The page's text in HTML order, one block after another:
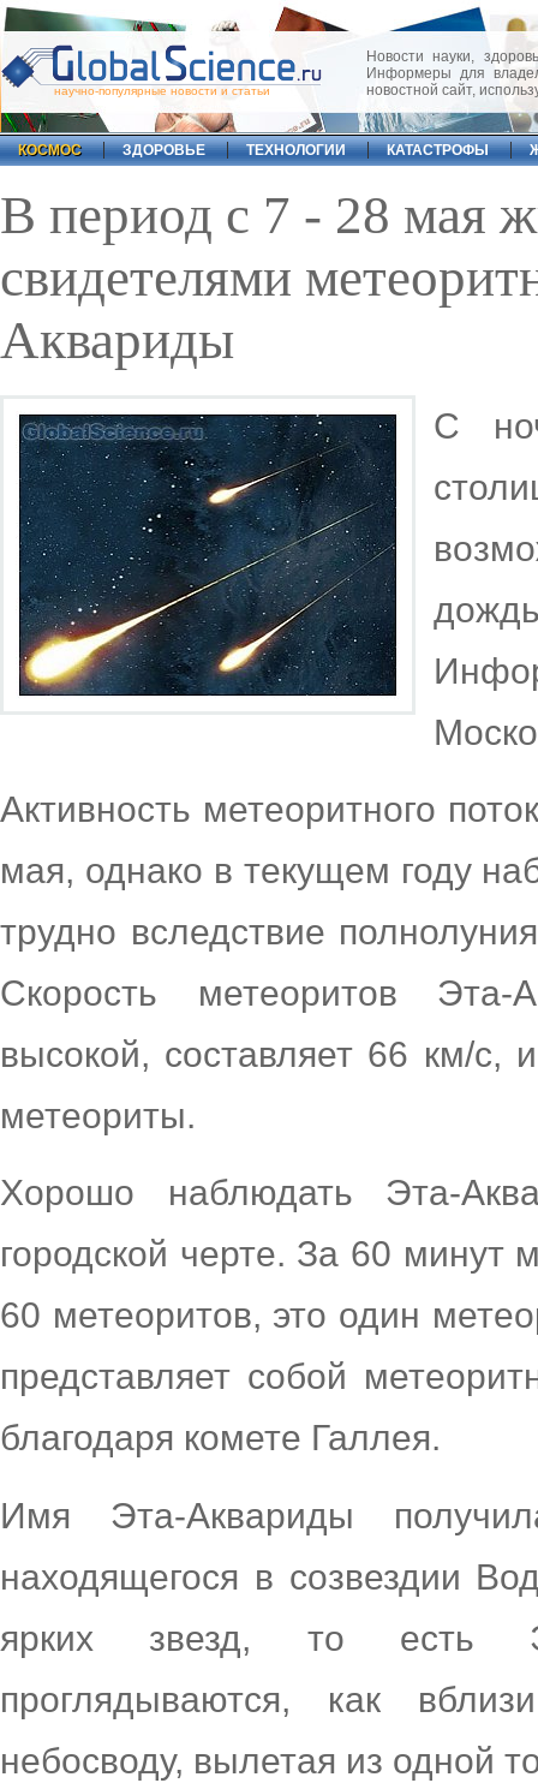
научно-популярные новости и статьи
Новости науки,
Информеры для
новостной сайт,
КОСМОС ЗДОРОВЬЕ ТЕХНОЛОГИИ КАТАСТРОФЫ
В период с 7 - 28 мая
свидетелями
Аквариды
С
Активность метеоритного
мая, однако в текущем году
трудно вследствие
Скорость метеоритов Эта-
высокой, составляет 66 км/
метеориты.
Хорошо наблюдать Эта-
городской черте. За 60 минут
60 метеоритов, это один
представляет собой
благодаря комете Галлея.
Имя Эта-Аквариды
находящегося в созвездии
ярких звезд, то есть
проглядываются, как
небосводу, вылетая из одной